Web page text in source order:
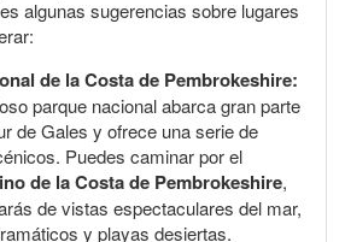
algunas sugerencias sobre lugares
de la Costa de Pembrokeshire:
parque nacional abarca gran parte
de Gales y ofrece una serie de
Puedes caminar por el
de la Costa de Pembrokeshire,
de vistas espectaculares del mar,
y playas desiertas.